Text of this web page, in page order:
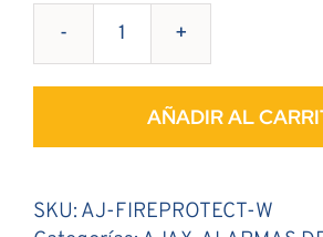
Detector
Humo
cantidad
AÑADIR AL
SKU: AJ-FIREPROTECT-W